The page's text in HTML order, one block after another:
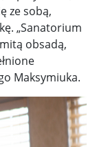
ze sobą,
„Sanatorium
obsadą,
Maksymiuka.